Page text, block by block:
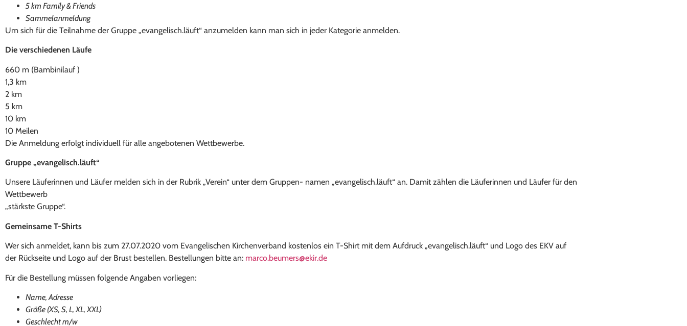
5 km Family & Friends
Sammelanmeldung
Um sich für die Teilnahme der Gruppe „evangelisch.läuft“ anzumelden kann man sich in jeder Kategorie anmelden.
Die verschiedenen Läufe
660 m (Bambinilauf )
1,3 km
2 km
5 km
10 km
10 Meilen
Die Anmeldung erfolgt individuell für alle angebotenen Wettbewerbe.
Gruppe „evangelisch.läuft“
Unsere Läuferinnen und Läufer melden sich in der Rubrik „Verein“ unter dem Gruppen- namen „evangelisch.läuft“ an. Damit zählen die Läuferinnen und Läufer für den
Wettbewerb
„stärkste Gruppe“.
Gemeinsame T-Shirts
Wer sich anmeldet, kann bis zum 27.07.2020 vom Evangelischen Kirchenverband kostenlos ein T-Shirt mit dem Aufdruck „evangelisch.läuft“ und Logo des EKV auf
der Rückseite und Logo auf der Brust bestellen. Bestellungen bitte an: marco.beumers@ekir.de
Für die Bestellung müssen folgende Angaben vorliegen:
Name, Adresse
Größe (XS, S, L, XL, XXL)
Geschlecht m/w